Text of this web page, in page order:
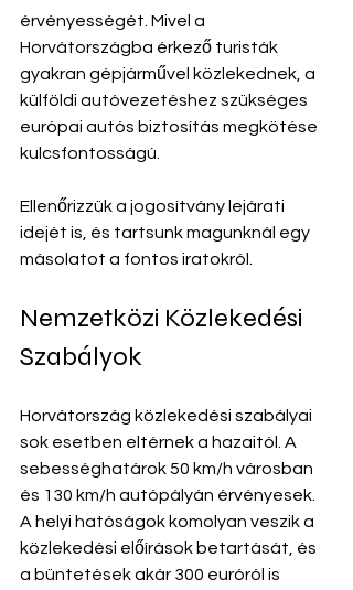
érvényességét. Mivel a
Horvátországba érkező turisták
gyakran gépjárművel közlekednek, a
külföldi autóvezetéshez szükséges
európai autós biztosítás megkötése
kulcsfontosságú.
Ellenőrizzük a jogosítvány lejárati
idejét is, és tartsunk magunknál egy
másolatot a fontos iratokról.
Nemzetközi Közlekedési
Szabályok
Horvátország közlekedési szabályai
sok esetben eltérnek a hazaitól. A
sebességhatárok 50 km/h városban
és 130 km/h autópályán érvényesek.
A helyi hatóságok komolyan veszik a
közlekedési előírások betartását, és
a büntetések akár 300 euróról is